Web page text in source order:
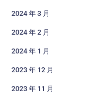
2024 年 3 月
2024 年 2 月
2024 年 1 月
2023 年 12 月
2023 年 11 月